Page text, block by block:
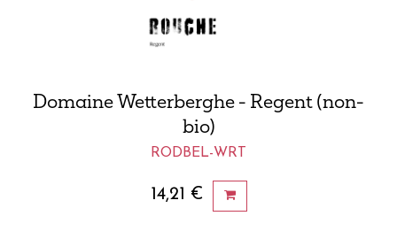
Domaine Wetterberghe - Regent (non-
bio)
RODBEL-WRT
14,21 €